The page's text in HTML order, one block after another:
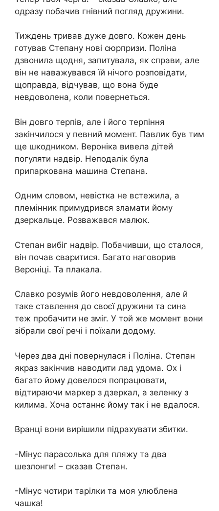
одразу побачив гнівний погляд дружини.
Тиждень тривав дуже довго. Кожен день
готував Степану нові сюрпризи. Поліна
дзвонила щодня, запитувала, як справи, але
він не наважувався їй нічого розповідати,
щоправда, відчував, що вона буде
невдоволена, коли повернеться.
Він довго терпів, але і його терпіння
закінчилося у певний момент. Павлик був тим
ще шкодником. Вероніка вивела дітей
погуляти надвір. Неподалік була
припаркована машина Степана.
Одним словом, невістка не встежила, а
племінник примудрився зламати йому
дзеркальце. Розважався малюк.
Степан вибіг надвір. Побачивши, що сталося,
він почав сваритися. Багато наговорив
Вероніці. Та плакала.
Славко розумів його невдоволення, але й
таке ставлення до своєї дружини та сина
теж пробачити не зміг. У той же момент вони
зібрали свої речі і поїхали додому.
Через два дні повернулася і Поліна. Степан
якраз закінчив наводити лад удома. Ох і
багато йому довелося попрацювати,
відтираючи маркер з дзеркал, а зеленку з
килима. Хоча останнє йому так і не вдалося.
Вранці вони вирішили підрахувати збитки.
-Мінус парасолька для пляжу та два
шезлонги! – сказав Степан.
-Мінус чотири тарілки та моя улюблена
чашка!